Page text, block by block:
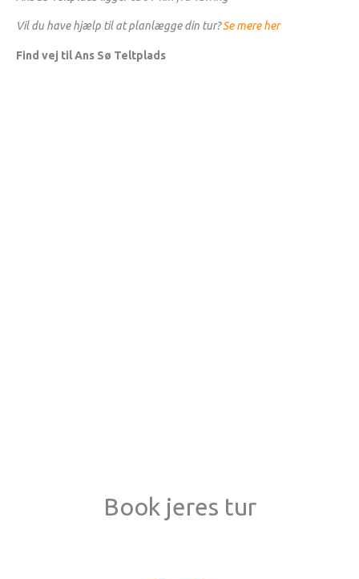
Vil du have hjælp til at planlægge din tur?Se mere her
Find vej til Ans Sø Teltplads
Book jeres tur